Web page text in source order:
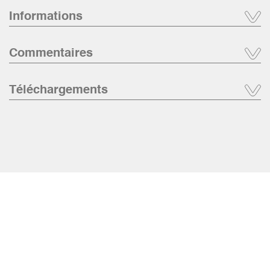
Informations
Commentaires
Téléchargements